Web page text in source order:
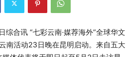
合讯 “七彩云南·媒荐海外”全球华文
南活动23日晚在昆明启动。来自五大